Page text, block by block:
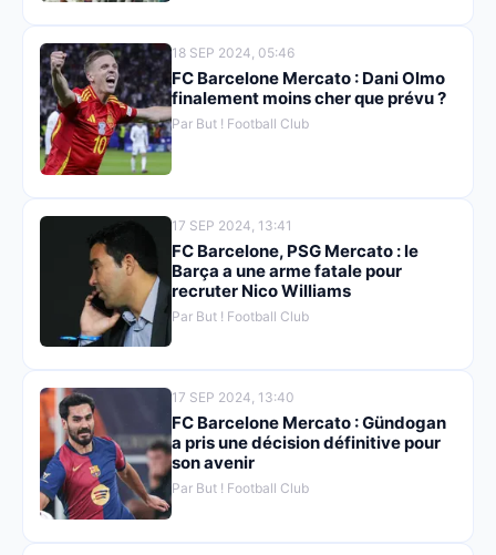
18 SEP 2024, 05:46
FC Barcelone Mercato : Dani Olmo
finalement moins cher que prévu ?
Par But ! Football Club
17 SEP 2024, 13:41
FC Barcelone, PSG Mercato : le
Barça a une arme fatale pour
recruter Nico Williams
Par But ! Football Club
17 SEP 2024, 13:40
FC Barcelone Mercato : Gündogan
a pris une décision définitive pour
son avenir
Par But ! Football Club